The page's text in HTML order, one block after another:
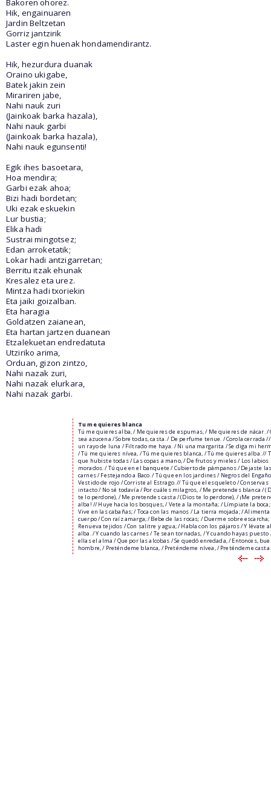
Bakoren ohorez.
Hik, engainuaren
Jardin Beltzetan
Gorriz jantzirik
Laster egin huenak hondamendirantz.
Hik, hezurdura duanak
Oraino ukigabe,
Batek jakin zein
Mirariren jabe,
Nahi nauk zuri
(Jainkoak barka hazala),
Nahi nauk garbi
(Jainkoak barka hazala),
Nahi nauk egunsenti!
Egik ihes basoetara,
Hoa mendira;
Garbi ezak ahoa;
Bizi hadi bordetan;
Uki ezak eskuekin
Lur bustia;
Elika hadi
Sustrai mingotsez;
Edan arroketatik;
Lokar hadi antzigarretan;
Berritu itzak ehunak
Kresalez eta urez.
Mintza hadi txoriekin
Eta jaiki goizalban.
Eta haragia
Goldatzen zaianean,
Eta hartan jartzen duanean
Etzalekuetan endredatuta
Utziriko arima,
Orduan, gizon zintzo,
Nahi nazak zuri,
Nahi nazak elurkara,
Nahi nazak garbi.
Tu me quieres blanca
Tú me quieres alba, / Me quieres de espumas, / Me quieres de nácar. /
sea azucena / Sobre todas, casta. / De perfume tenue. / Corola cerrada
un rayo de luna / Filtrado me haya. / Ni una margarita / Se diga mi
/ Tú me quieres nívea, / Tú me quieres blanca, / Tú me quieres alba. //
que hubiste todas / Las copas a mano, / De frutos y mieles / Los labios
morados. / Tú que en el banquete / Cubierto de pámpanos / Dejaste
carnes / Festejando a Baco. / Tú que en los jardines / Negros del
Vestido de rojo / Corriste al Estrago. // Tú que el esqueleto / Conservas
intacto / No sé todavía / Por cuáles milagros, / Me pretendes blanca /
te lo perdone), / Me pretendes casta / (Dios te lo perdone), / ¡Me
alba! // Huye hacia los bosques, / Vete a la montaña; / Límpiate la
Vive en las cabañas; / Toca con las manos / La tierra mojada; /
cuerpo / Con raíz amarga; / Bebe de las rocas; / Duerme sobre escarcha;
Renueva tejidos / Con salitre y agua; / Habla con los pájaros / Y lévate
alba. / Y cuando las carnes / Te sean tornadas, / Y cuando hayas puesto
ellas el alma / Que por las alcobas / Se quedó enredada, / Entonces,
hombre, / Preténdeme blanca, / Preténdeme nívea, / Preténdeme casta.